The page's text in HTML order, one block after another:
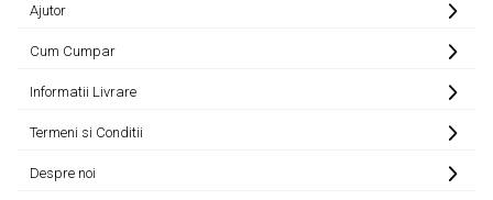
Ajutor
Cum Cumpar
Informatii Livrare
Termeni si Conditii
Despre noi